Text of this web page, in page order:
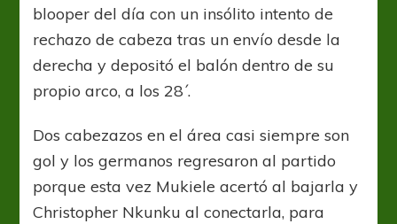
blooper del día con un insólito intento de
rechazo de cabeza tras un envío desde la
derecha y depositó el balón dentro de su
propio arco, a los 28´.
Dos cabezazos en el área casi siempre son
gol y los germanos regresaron al partido
porque esta vez Mukiele acertó al bajarla y
Christopher Nkunku al conectarla, para